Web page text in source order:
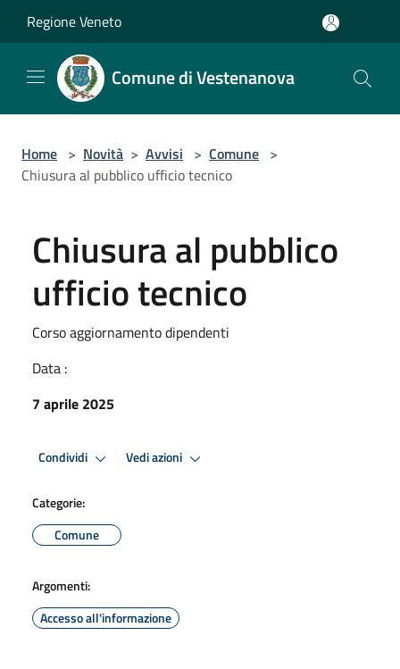
Regione Veneto
Comune di Vestenanova
Home > Novità > Avvisi > Comune >
Chiusura al pubblico ufficio tecnico
Chiusura al pubblico
ufficio tecnico
Corso aggiornamento dipendenti
Data :
7 aprile 2025
Condividi Vedi azioni
Categorie:
Comune
Argomenti:
Accesso all'informazione